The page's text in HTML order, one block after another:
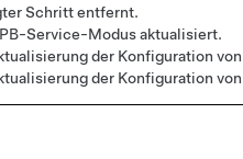
Schritt entfernt.
Service-Modus aktualisiert.
der Konfiguration
der Konfiguration